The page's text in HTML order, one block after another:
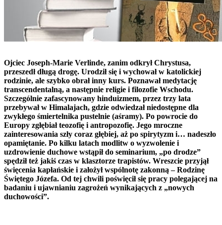
Ojciec Joseph-Marie Verlinde, zanim odkrył Chrystusa,
przeszedł długą drogę. Urodził się i wychował w katolickiej
rodzinie, ale szybko obrał inny kurs. Poznawał medytację
transcendentalną, a następnie religie i filozofie Wschodu.
Szczególnie zafascynowany hinduizmem, przez trzy lata
przebywał w Himalajach, gdzie odwiedzał niedostępne dla
zwykłego śmiertelnika pustelnie (aśramy). Po powrocie do
Europy zgłębiał teozofię i antropozofię. Jego mroczne
zainteresowania szły coraz głębiej, aż po spirytyzm i… nadeszło
opamiętanie. Po kilku latach modlitw o wyzwolenie i
uzdrowienie duchowe wstąpił do seminarium, „po drodze”
spędził też jakiś czas w klasztorze trapistów. Wreszcie przyjął
święcenia kapłańskie i założył wspólnotę zakonną – Rodzinę
Świętego Józefa. Od tej chwili poświęcił się pracy polegającej na
badaniu i ujawnianiu zagrożeń wynikających z „nowych
duchowości”.